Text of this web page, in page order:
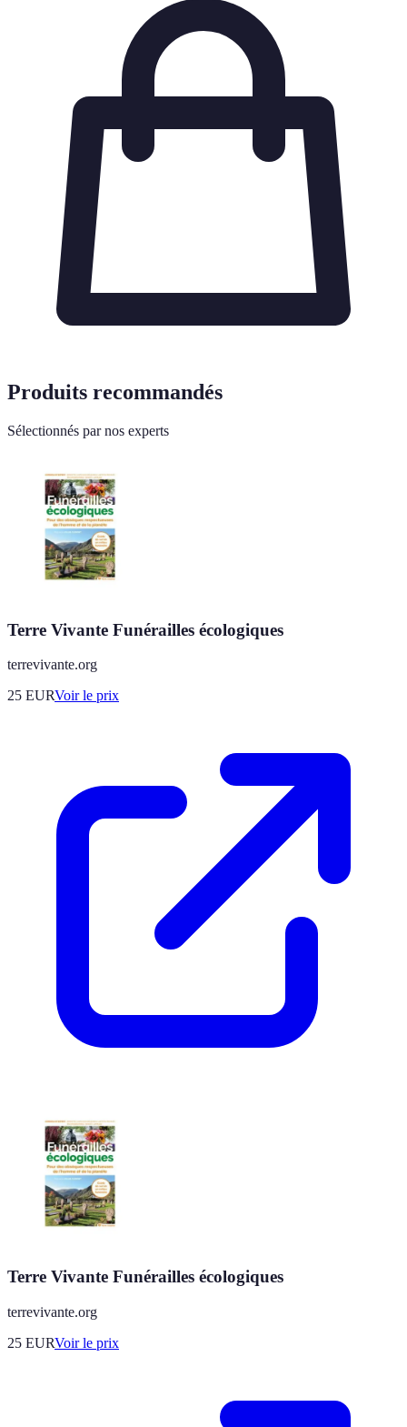
Produits recommandés
Sélectionnés par nos experts
Terre Vivante Funérailles écologiques
terrevivante.org
25 EURVoir le prix
Terre Vivante Funérailles écologiques
terrevivante.org
25 EURVoir le prix